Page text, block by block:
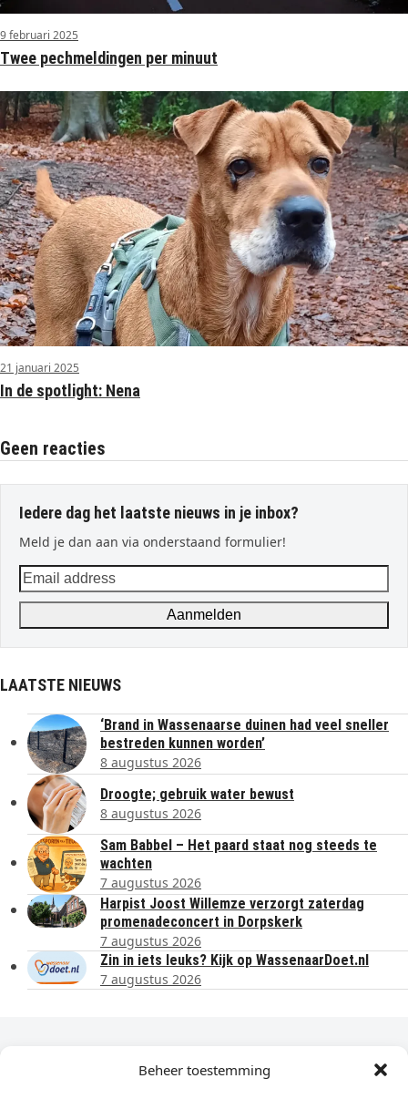
Beheer toestemming
9 februari 2025
Twee pechmeldingen per minuut
21 januari 2025
In de spotlight: Nena
Geen reacties
Iedere dag het laatste nieuws in je inbox?
Meld je dan aan via onderstaand formulier!
Email
address
Aanmelden
LAATSTE NIEUWS
‘Brand in Wassenaarse duinen had veel sneller
bestreden kunnen worden’
8 augustus 2026
Droogte; gebruik water bewust
8 augustus 2026
Sam Babbel – Het paard staat nog steeds te
wachten
7 augustus 2026
Harpist Joost Willemze verzorgt zaterdag
promenadeconcert in Dorpskerk
7 augustus 2026
Zin in iets leuks? Kijk op WassenaarDoet.nl
7 augustus 2026
Dagelijks het laatste nieuws in je e-mail?